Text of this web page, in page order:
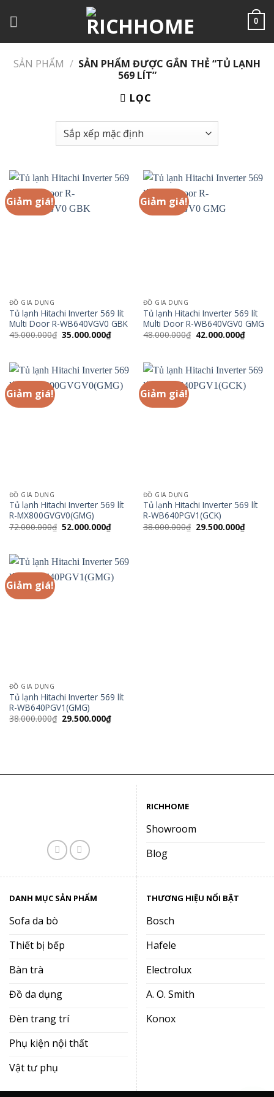
đến
0
SẢN PHẨM / SẢN PHẨM ĐƯỢC GẮN THẺ “TỦ LẠNH
569 LÍT”
LỌC
Giảm giá!
ĐỒ GIA DỤNG
Tủ lạnh Hitachi Inverter 569 lít
Multi Door R-WB640VGV0 GBK
45.000.000₫ Giá
gốc
35.000.000₫Giá
hiện
35.000.000₫.
Giảm giá!
ĐỒ GIA DỤNG
Tủ lạnh Hitachi Inverter 569 lít
Multi Door R-WB640VGV0 GMG
48.000.000₫ Giá
gốc
42.000.000₫Giá
hiện
Giảm giá!
ĐỒ GIA DỤNG
Tủ lạnh Hitachi Inverter 569 lít
R-MX800GVGV0(GMG)
72.000.000₫ Giá
gốc
52.000.000₫Giá
hiện
52.000.000₫.
Giảm giá!
ĐỒ GIA DỤNG
Tủ lạnh Hitachi Inverter 569 lít
R-WB640PGV1(GCK)
38.000.000₫ Giá
gốc
29.500.000₫Giá
hiện
Giảm giá!
ĐỒ GIA DỤNG
Tủ lạnh Hitachi Inverter 569 lít
R-WB640PGV1(GMG)
38.000.000₫ Giá
29.500.000₫Giá
hiện
RICHHOME
Showroom
Blog
DANH MỤC SẢN PHẨM
Sofa da bò
Thiết bị bếp
Bàn trà
Đồ da dụng
Đèn trang trí
Phụ kiện nội thất
Vật tư phụ
THƯƠNG HIỆU NỔI BẬT
Bosch
Hafele
Electrolux
A. O. Smith
Konox